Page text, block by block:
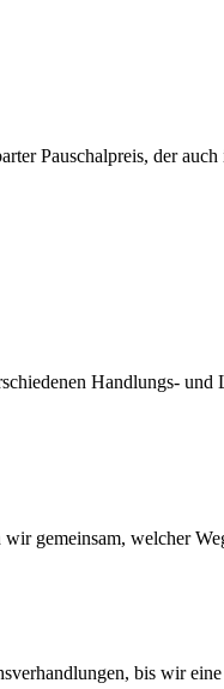
Pauschalpreis, der
Handlungs-
gemeinsam, welcher
bis wir